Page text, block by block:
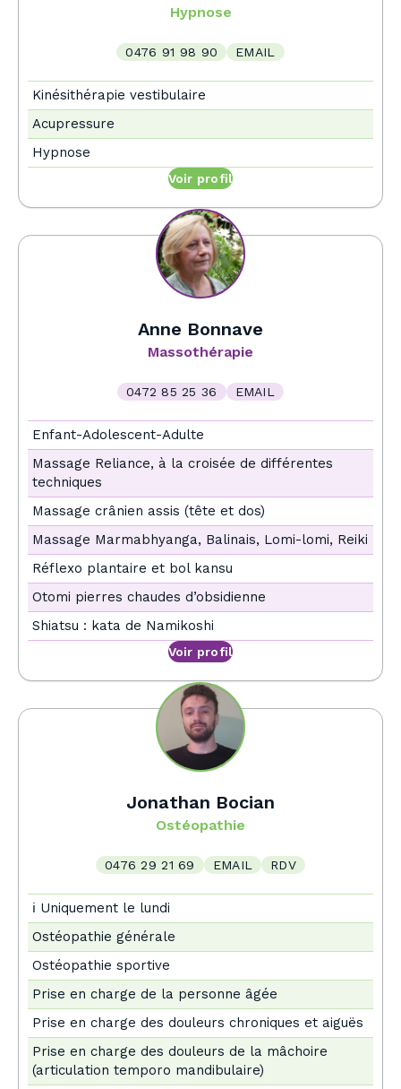
Hypnose
0476 91 98 90 EMAIL
Kinésithérapie vestibulaire
Acupressure
Hypnose
Voir profil
Anne Bonnave
Massothérapie
0472 85 25 36 EMAIL
Enfant-Adolescent-Adulte
Massage Reliance, à la croisée de différentes
techniques
Massage crânien assis (tête et dos)
Massage Marmabhyanga, Balinais, Lomi-lomi, Reiki
Réflexo plantaire et bol kansu
Otomi pierres chaudes d’obsidienne
Shiatsu : kata de Namikoshi
Voir profil
Jonathan Bocian
Ostéopathie
0476 29 21 69 EMAIL RDV
ℹ️ Uniquement le lundi
Ostéopathie générale
Ostéopathie sportive
Prise en charge de la personne âgée
Prise en charge des douleurs chroniques et aiguës
Prise en charge des douleurs de la mâchoire
(articulation temporo mandibulaire)